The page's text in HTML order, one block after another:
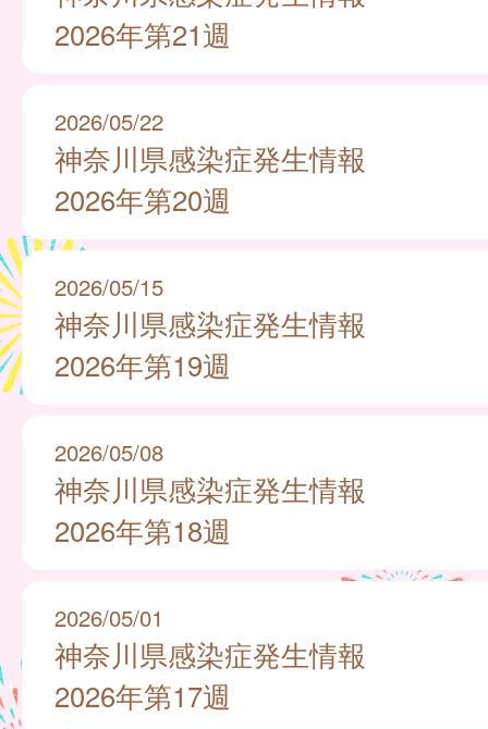
2026年第21週
2026/05/22
神奈川県感染症発生情報
2026年第20週
2026/05/15
神奈川県感染症発生情報
2026年第19週
2026/05/08
神奈川県感染症発生情報
2026年第18週
2026/05/01
神奈川県感染症発生情報
2026年第17週